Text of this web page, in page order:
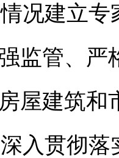
况建立
监管、严
屋建筑和
入贯彻